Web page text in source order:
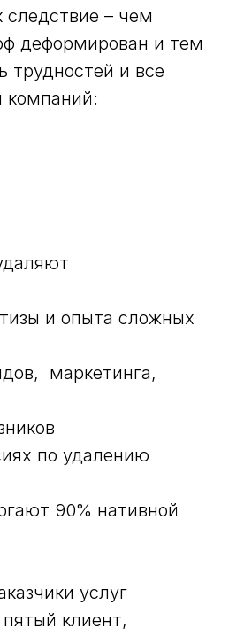
следствие – чем
деформирован и тем
трудностей и все
компаний:
и опыта сложных
маркетинга,
по удалению
90% нативной
услуг
клиент,